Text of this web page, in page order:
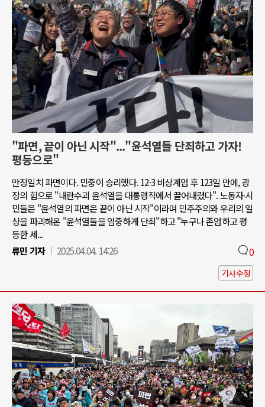
"파면, 끝이 아닌 시작"..."윤석열들 단죄하고 가자!
평등으로"
만장일치 파면이다. 민중이 승리했다. 12·3 비상계엄 후 123일 만에, 광
장의 힘으로 "내란수괴 윤석열을 대통령직에서 끌어내렸다". 노동자∙시
민들은 "윤석열의 파면은 끝이 아닌 시작"이라며 민주주의와 우리의 일
상을 파괴해온 "윤석열들을 엄중하게 단죄"하고 "누구나 존엄하고 평
등한 세...
류민 기자
2025.04.04. 14:26 0
기사수정